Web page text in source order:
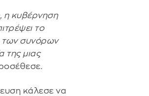
η κυβέρνηση
το
των συνόρων
της μιας
κάλεσε να